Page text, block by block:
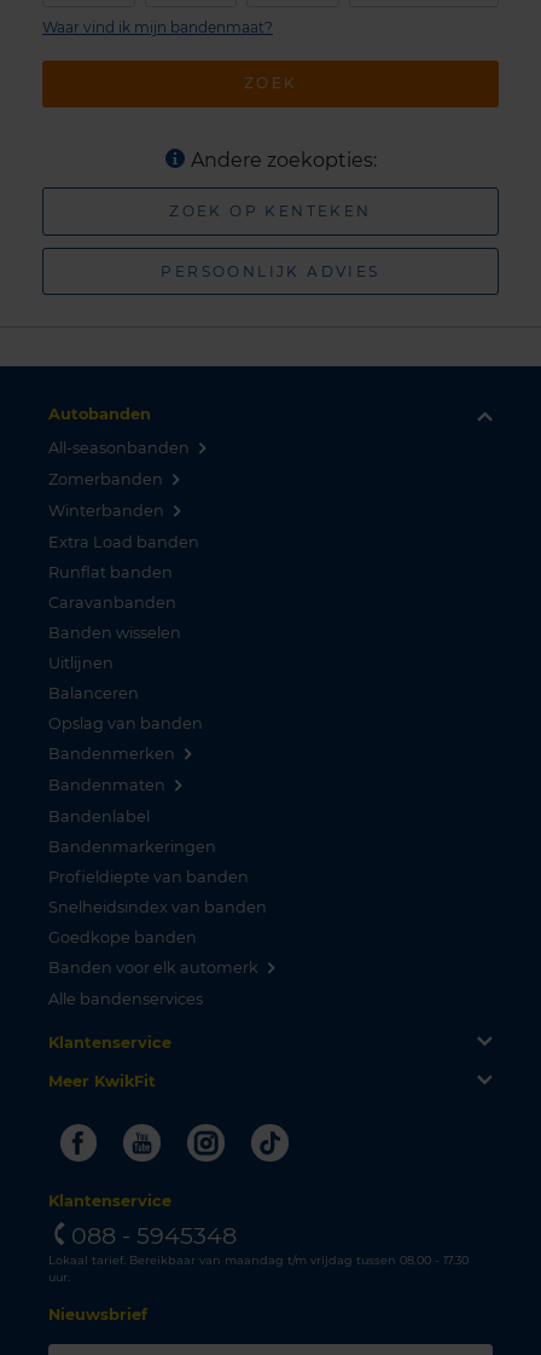
ZOEK
Waar vind ik mijn bandenmaat?
Andere zoekopties:
ZOEK OP KENTEKEN
PERSOONLIJK ADVIES
Autobanden
All-seasonbanden
Zomerbanden
Winterbanden
Extra Load banden
Runflat banden
Caravanbanden
Banden wisselen
Uitlijnen
Balanceren
Opslag van banden
Bandenmerken
Bandenmaten
Bandenlabel
Bandenmarkeringen
Profieldiepte van banden
Snelheidsindex van banden
Goedkope banden
Banden voor elk automerk
Alle bandenservices
Klantenservice
Meer KwikFit
FacebookYoutubeInstagram
Tiktok
Klantenservice
088 - 5945348
Lokaal tarief. Bereikbaar van maandag t/m vrijdag tussen 08.00 - 17.30
uur.
Nieuwsbrief